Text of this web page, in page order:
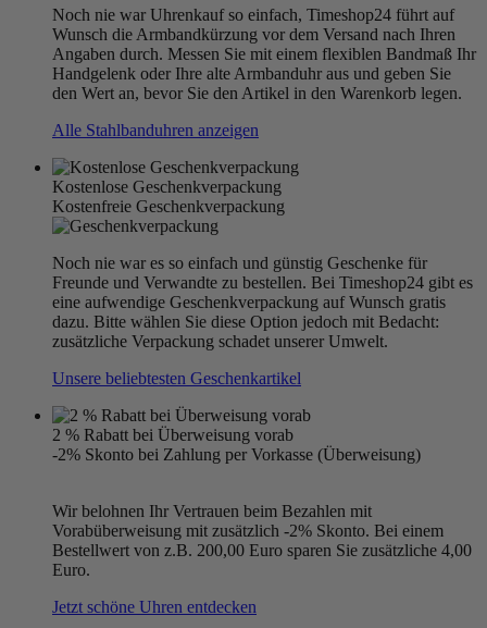
Noch nie war Uhrenkauf so einfach, Timeshop24 führt auf
Wunsch die Armbandkürzung vor dem Versand nach Ihren
Angaben durch. Messen Sie mit einem flexiblen Bandmaß Ihr
Handgelenk oder Ihre alte Armbanduhr aus und geben Sie
den Wert an, bevor Sie den Artikel in den Warenkorb legen.
Alle Stahlbanduhren anzeigen
Kostenlose Geschenkverpackung
Kostenfreie Geschenkverpackung
Noch nie war es so einfach und günstig Geschenke für
Freunde und Verwandte zu bestellen. Bei Timeshop24 gibt es
eine aufwendige Geschenkverpackung auf Wunsch gratis
dazu. Bitte wählen Sie diese Option jedoch mit Bedacht:
zusätzliche Verpackung schadet unserer Umwelt.
Unsere beliebtesten Geschenkartikel
2 % Rabatt bei Überweisung vorab
-2% Skonto bei Zahlung per Vorkasse (Überweisung)
Wir belohnen Ihr Vertrauen beim Bezahlen mit
Vorabüberweisung mit zusätzlich -2% Skonto. Bei einem
Bestellwert von z.B. 200,00 Euro sparen Sie zusätzliche 4,00
Euro.
Jetzt schöne Uhren entdecken